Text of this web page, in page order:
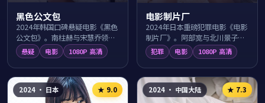
黑色公文包
2024年韩国口碑悬疑电影《黑色
公文包》。南柱赫与宋慧乔领衔
主演，导演申源浩围绕弘大街头
的一桩离奇事件层层抽丝剥茧，
反转密集、烧...
悬疑 电影 1080P 高清
电影制片厂
2024年日本重磅犯罪电影《电影
制片厂》。阿部宽与北川景子游
走于东京涩谷的法律与黑暗灰色
地带，导演福田雄一以纪实笔触
展现人性、利...
犯罪 电影 1080P 高清
2024· 日本 ★ 9.0 2024· 中国大陆 ★ 7.3